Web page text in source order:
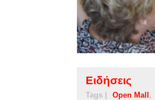
Ειδήσεις
Tags | Open Mall